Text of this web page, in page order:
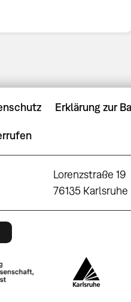
Erklärung zur
Lorenzstraße 19
76135 Karlsruhe